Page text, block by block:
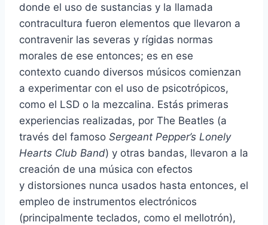
donde el uso de sustancias y la llamada
contracultura fueron elementos que llevaron a
contravenir las severas y rígidas normas
morales de ese entonces; es en ese
contexto cuando diversos músicos comienzan
a experimentar con el uso de psicotrópicos,
como el LSD o la mezcalina. Estás primeras
experiencias realizadas, por The Beatles (a
través del famoso Sergeant Pepper’s Lonely
Hearts Club Band) y otras bandas, llevaron a la
creación de una música con efectos
y distorsiones nunca usados hasta entonces, el
empleo de instrumentos electrónicos
(principalmente teclados, como el mellotrón),